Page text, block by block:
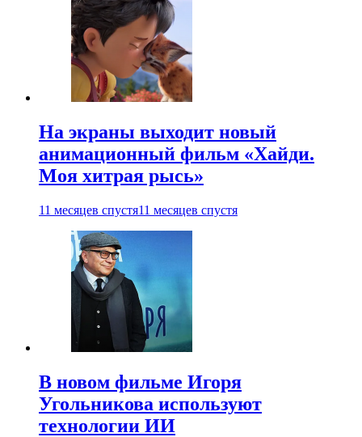
На экраны выходит новый
анимационный фильм «Хайди.
Моя хитрая рысь»
11 месяцев спустя11 месяцев спустя
В новом фильме Игоря
Угольникова используют
технологии ИИ